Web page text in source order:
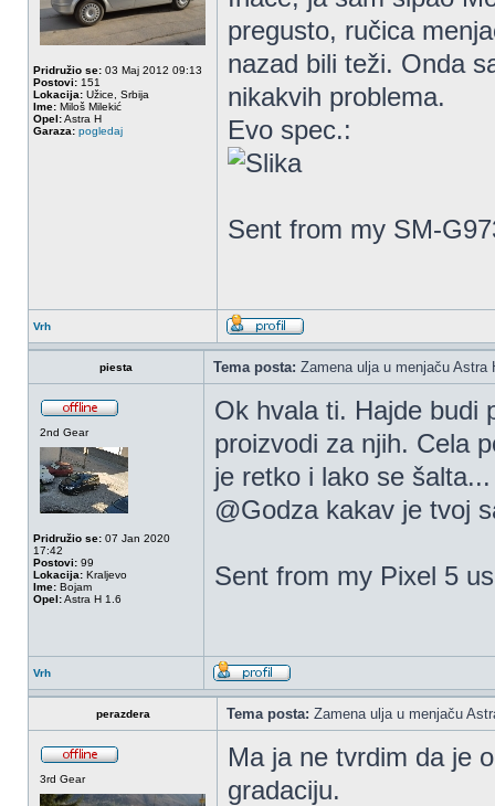
Pridružio se: 03 Maj 2012 09:13
Postovi: 151
Lokacija: Užice, Srbija
Ime: Miloš Milekić
Opel:Astra H
Garaza: pogledaj
pregusto, ručica
nazad bili teži. Onda
nikakvih problema.
Evo spec.:
Sent from my SM-
Vrh
piesta Tema posta: Zamena ulja u menjaču Astra
2nd Gear
Pridružio se: 07 Jan 2020
17:42
Postovi: 99
Lokacija: Kraljevo
Ime: Bojam
Opel:Astra H 1.6
Ok hvala ti. Hajde budi
proizvodi za njih. Cela
je retko i lako se šalta...
@Godza kakav je tvoj
Sent from my Pixel 5
Vrh
perazdera Tema posta: Zamena ulja u menjaču
3rd Gear
Ma ja ne tvrdim da je
gradaciju.